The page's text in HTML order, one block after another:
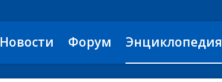
Новости Форум Энциклопедия